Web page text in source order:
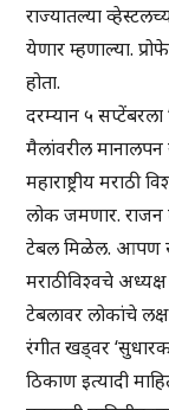
राज्यातल्या
येणार म्हणाल्या.
होता.
दरम्यान ५ सप्टेंबरला
मैलांवरील
महाराष्ट्रीय
लोक जमणार. राजन
टेबल मिळेल. आपण
मराठीविश्वचे अध्यक्ष
टेबलावर लोकांचे
रंगीत खड्वर
ठिकाण इत्यादी